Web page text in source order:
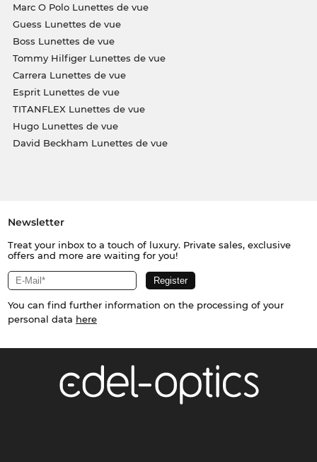
Marc O Polo Lunettes de vue
Guess Lunettes de vue
Boss Lunettes de vue
Tommy Hilfiger Lunettes de vue
Carrera Lunettes de vue
Esprit Lunettes de vue
TITANFLEX Lunettes de vue
Hugo Lunettes de vue
David Beckham Lunettes de vue
Newsletter
Treat your inbox to a touch of luxury. Private sales, exclusive
offers and more are waiting for you!
You can find further information on the processing of your
personal data here